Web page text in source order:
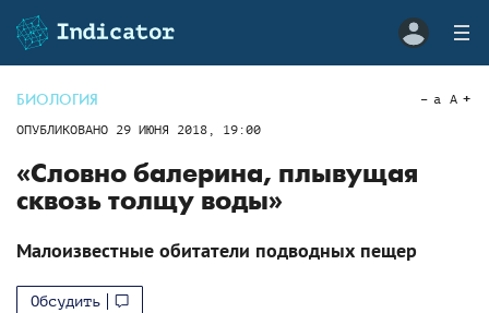
БИОЛОГИЯ
ОПУБЛИКОВАНО 29 ИЮНЯ 2018, 19:00
a A
«Словно балерина, плывущая
сквозь толщу воды»
Малоизвестные обитатели подводных пещер
Обсудить